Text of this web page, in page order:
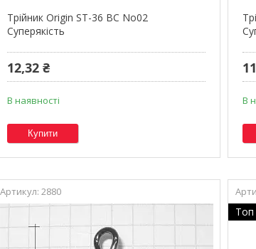
Трійник Origin ST-36 BC No02
Суперякість
12,32 ₴
В наявності
Купити
В
2880